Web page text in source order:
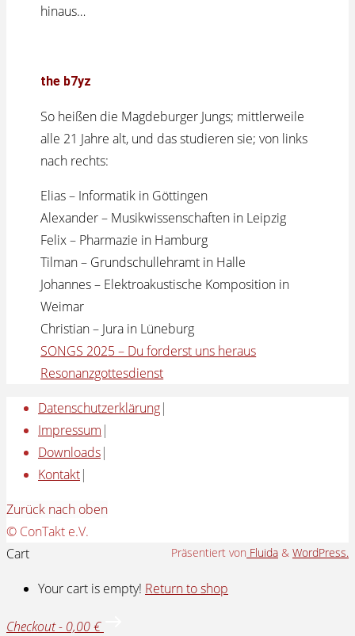
hinaus…
the b7yz
So heißen die Magdeburger Jungs; mittlerweile
alle 21 Jahre alt, und das studieren sie; von links
nach rechts:
Elias – Informatik in Göttingen
Alexander – Musikwissenschaften in Leipzig
Felix – Pharmazie in Hamburg
Tilman – Grundschullehramt in Halle
Johannes – Elektroakustische Komposition in
Weimar
Christian – Jura in Lüneburg
SONGS 2025 – Du forderst uns heraus
Resonanzgottesdienst
Datenschutzerklärung|
Impressum |
Downloads|
Kontakt|
Zurück nach oben
© ConTakt e.V.
Präsentiert von Fluida & WordPress.
Cart
Your cart is empty! Return to shop
Checkout- 0,00 €